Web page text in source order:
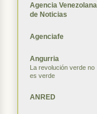
Agencia Venezolana
de Noticias
Agenciafe
Angurria
La revolución verde no
es verde
ANRED